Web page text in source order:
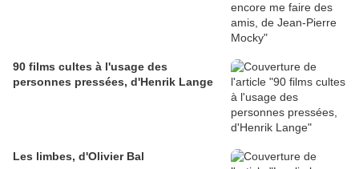
90 films cultes à l'usage des
personnes pressées, d'Henrik Lange
Les limbes, d'Olivier Bal